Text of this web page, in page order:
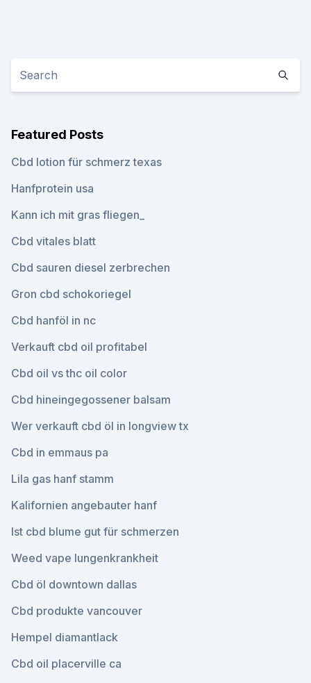
Featured Posts
Cbd lotion für schmerz texas
Hanfprotein usa
Kann ich mit gras fliegen_
Cbd vitales blatt
Cbd sauren diesel zerbrechen
Gron cbd schokoriegel
Cbd hanföl in nc
Verkauft cbd oil profitabel
Cbd oil vs thc oil color
Cbd hineingegossener balsam
Wer verkauft cbd öl in longview tx
Cbd in emmaus pa
Lila gas hanf stamm
Kalifornien angebauter hanf
Ist cbd blume gut für schmerzen
Weed vape lungenkrankheit
Cbd öl downtown dallas
Cbd produkte vancouver
Hempel diamantlack
Cbd oil placerville ca